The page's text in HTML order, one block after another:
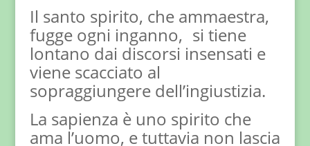
Il santo spirito, che ammaestra,
fugge ogni inganno, si tiene
lontano dai discorsi insensati e
viene scacciato al
sopraggiungere dell’ingiustizia.
La sapienza è uno spirito che
ama l’uomo, e tuttavia non lascia